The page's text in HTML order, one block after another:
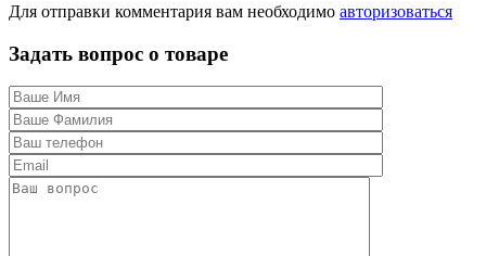
Для отправки комментария вам необходимо авторизоваться
Задать вопрос о товаре